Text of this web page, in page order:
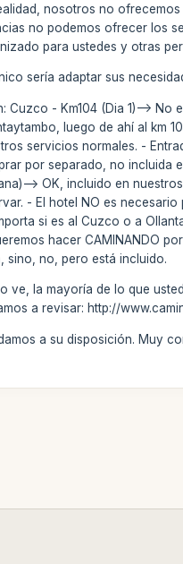
nosotros no
no podemos ofrecer los
para ustedes y otras
sería adaptar sus
Cuzco - Km104 (Dia 1)-->
luego de ahí al km
servicios normales. -
por separado, no incluida
> OK, incluido en
- El hotel NO es
si es al Cuzco o a
hacer CAMINANDO
sino, no, pero está incluido.
ve, la mayoría de lo que
a revisar: http://
a su disposición. Muy